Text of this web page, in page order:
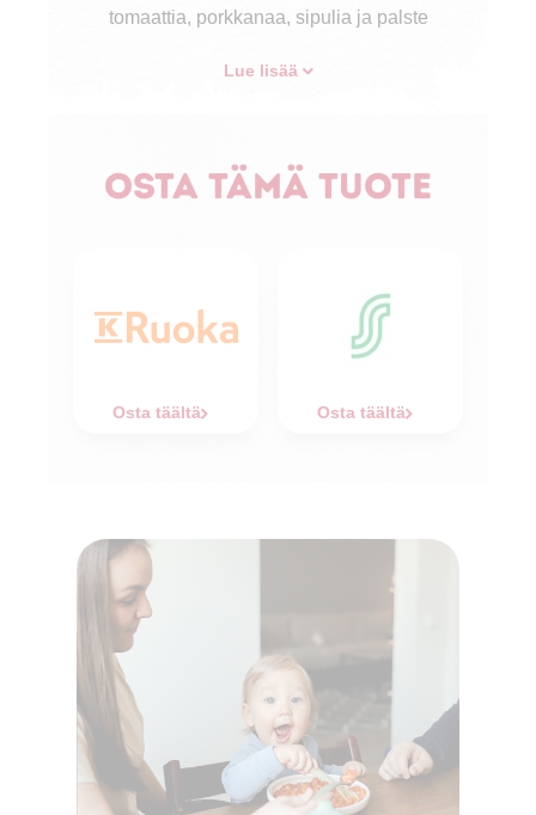
tomaattia, porkkanaa, sipulia ja palste
Lue lisää
Osta tämä tuote
Osta täältä Osta täältä